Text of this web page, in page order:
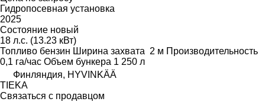
Гидропосевная установка
2025
Состояние новый
18 л.с. (13.23 кВт)
Топливо бензин Ширина захвата 2 м Производительность
0,1 га/час Объем бункера 1 250 л
Финляндия, HYVINKÄÄ
TIEKA
Связаться с продавцом